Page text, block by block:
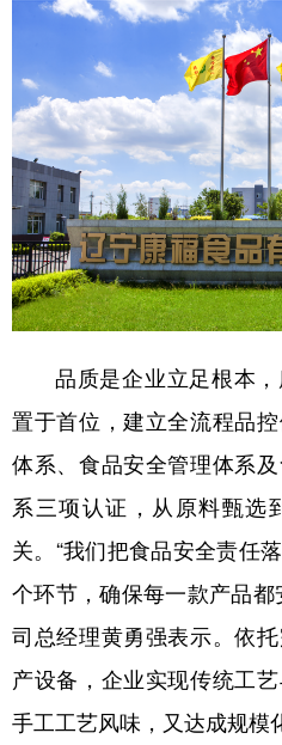
河南
广西
四川 贵州
陕西 甘肃
新疆 内蒙古
多语种频道
English Español
Русский язык
品质是企业立足根本
置于首位，建立全流程品
体系、食品安全管理体系
系三项认证，从原料甄选
关。“我们把食品安全责任
个环节，确保每一款产品
司总经理黄勇强表示。依
产设备，企业实现传统工
手工工艺风味，又达成规模